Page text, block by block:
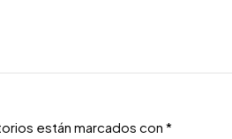
están marcados con*